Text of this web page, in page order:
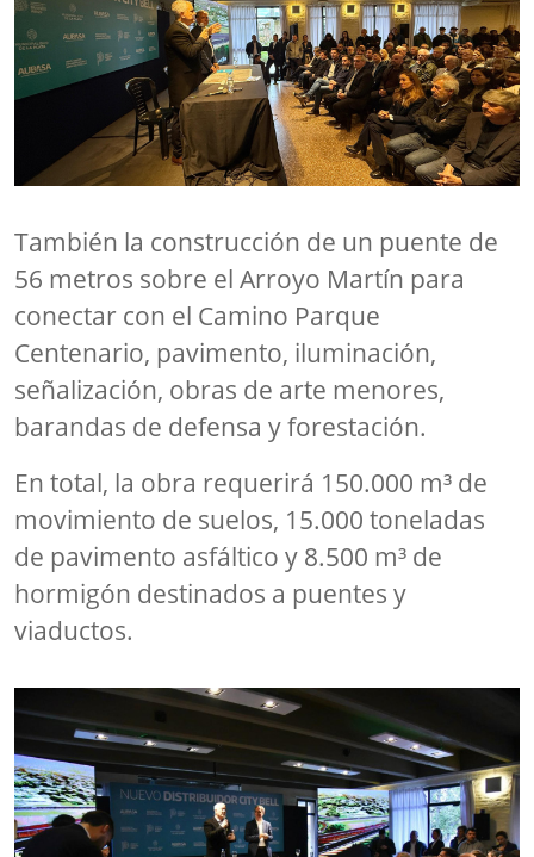
También la construcción de un puente de
56 metros sobre el Arroyo Martín para
conectar con el Camino Parque
Centenario, pavimento, iluminación,
señalización, obras de arte menores,
barandas de defensa y forestación.
En total, la obra requerirá 150.000 m³ de
movimiento de suelos, 15.000 toneladas
de pavimento asfáltico y 8.500 m³ de
hormigón destinados a puentes y
viaductos.